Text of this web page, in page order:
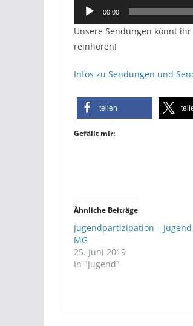
Audio-
Player
00:00
Unsere Sendungen könnt
reinhören!
Infos zu Sendungen und
teilen
Gefällt mir:
Ähnliche Beiträge
Jugendpartizipation –
MG
25. Juni 2019
In "Jugend"